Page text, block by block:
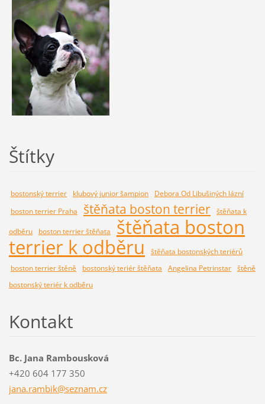
Štítky
bostonský terrier klubový junior šampion
Debora Od Libušiných lázní
boston terrier Praha
štěňata boston terrier štěňata k
odběru
boston terrier štěňata štěňata boston
terrier k odběru
štěňata bostonských teriérů
boston terrier štěně
bostonský teriér štěňata Angelina Petrinstar štěně
bostonský teriér k odběru
Kontakt
Bc. Jana Rambousková
+420 604 177 350
jana.rambik@seznam.cz